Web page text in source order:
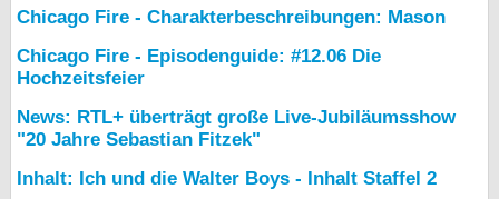
Chicago Fire - Charakterbeschreibungen: Mason
Chicago Fire - Episodenguide: #12.06 Die
Hochzeitsfeier
News: RTL+ überträgt große Live-Jubiläumsshow
"20 Jahre Sebastian Fitzek"
Inhalt: Ich und die Walter Boys - Inhalt Staffel 2